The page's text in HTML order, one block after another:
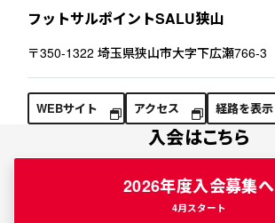
フットサルポイントSALU狭山
〒350-1322 埼玉県狭山市大字下広瀬766-3
WEBサイト アクセス 経路を表示
入会はこちら
2026年度入会募集へ
4月スタート